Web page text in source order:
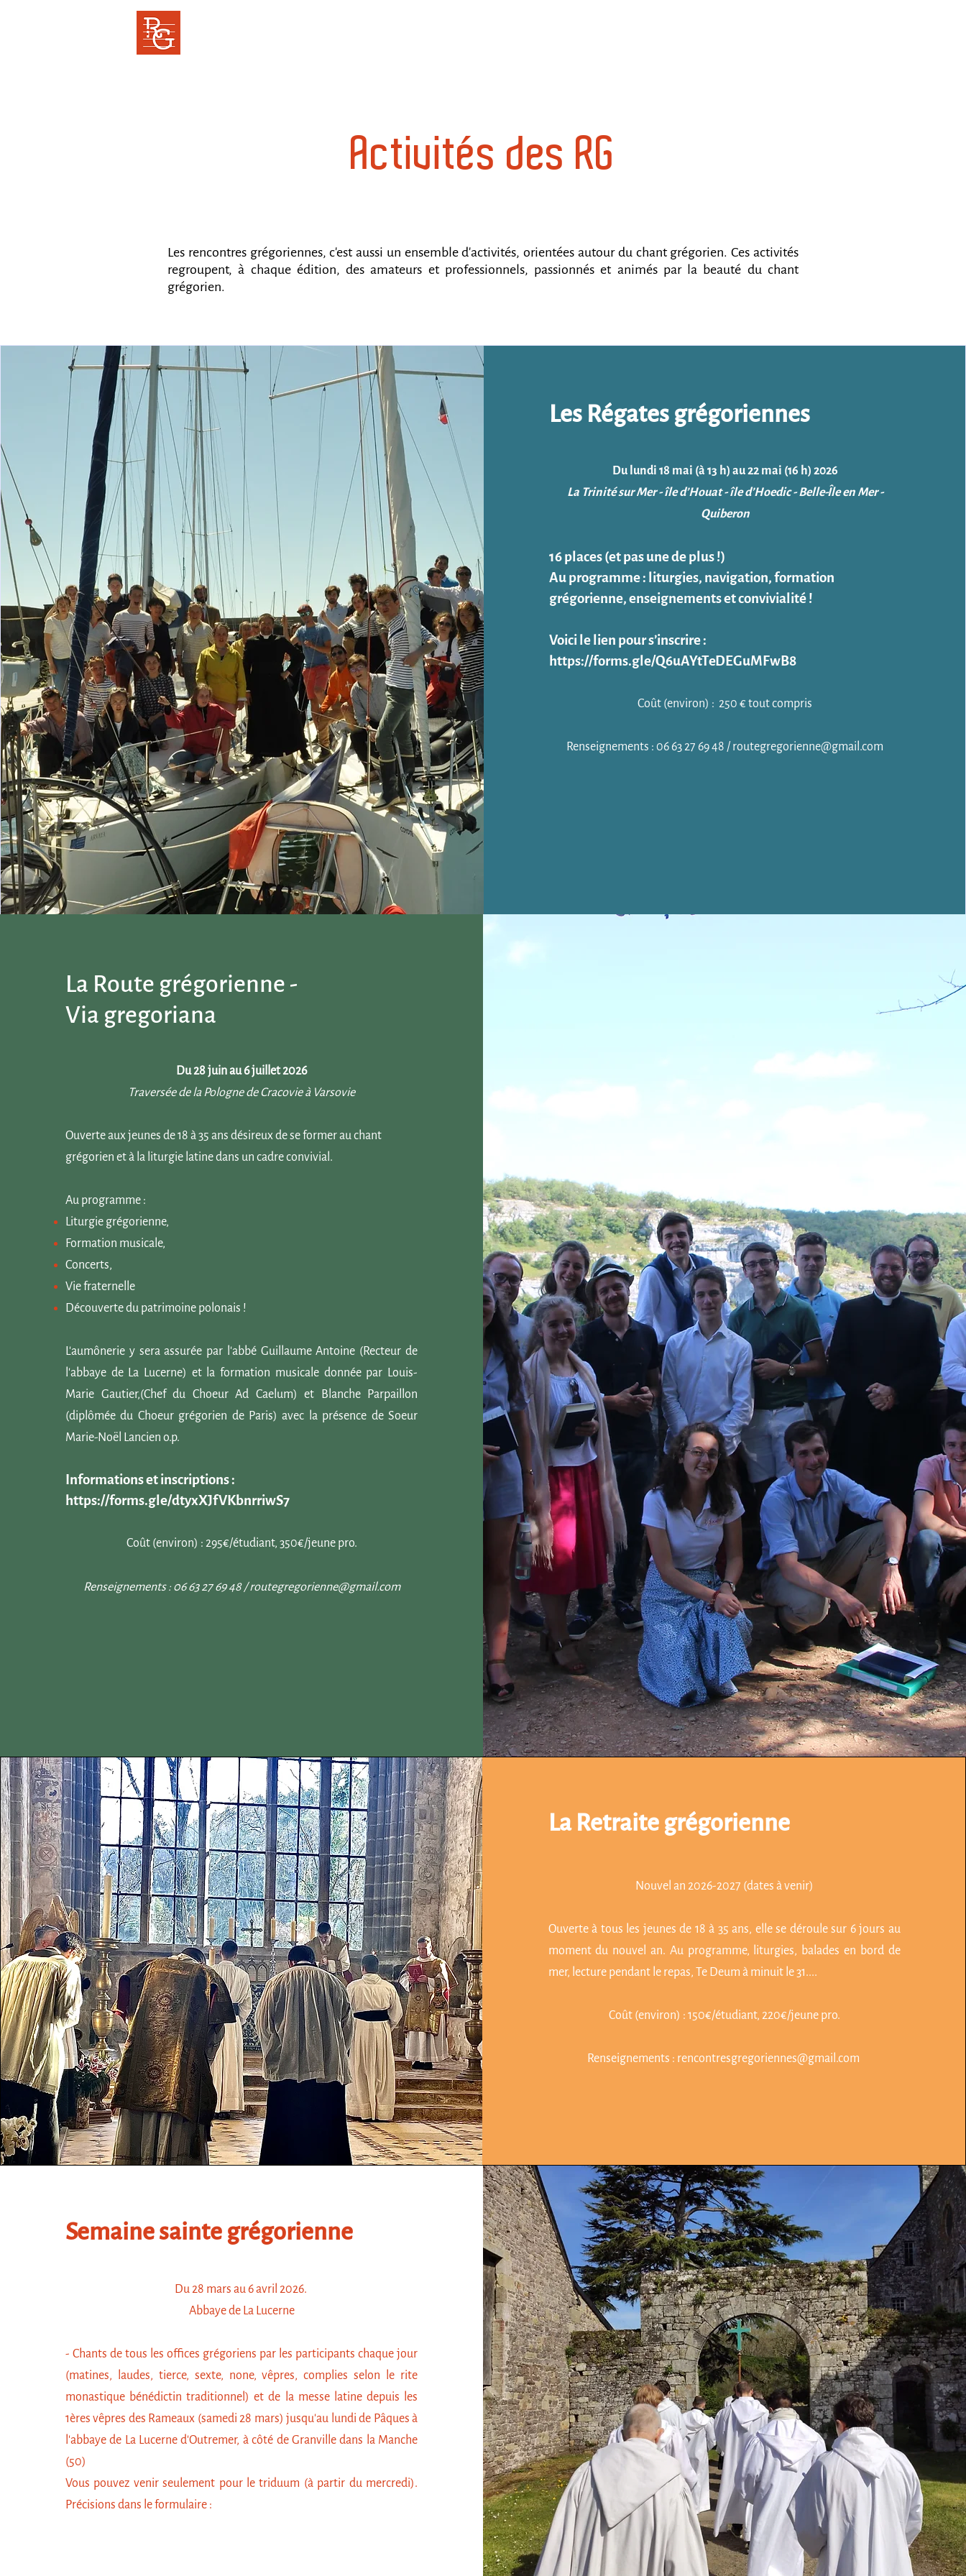
Activités des RG
Les rencontres grégoriennes, c'est aussi un ensemble d'activités, orientées autour du chant grégorien. Ces activités
regroupent, à chaque édition, des amateurs et professionnels, passionnés et animés par la beauté du chant
grégorien.
Les Régates grégoriennes
Du lundi 18 mai (à 13 h) au 22 mai (16 h) 2026
La Trinité sur Mer - île d’Houat - île d’Hoedic - Belle-Île en Mer -
Quiberon
16 places (et pas une de plus !)
Au programme : liturgies, navigation, formation
grégorienne, enseignements et convivialité !
Voici le lien pour s’inscrire :
https://forms.gle/Q6uAYtTeDEGuMFwB8
Coût (environ) : 250 € tout compris
Renseignements : 06 63 27 69 48 / routegregorienne@gmail.com
La Route grégorienne -
Via gregoriana
Du 28 juin au 6 juillet 2026
Traversée de la Pologne de Cracovie à Varsovie
Ouverte aux jeunes de 18 à 35 ans désireux de se former au chant
grégorien et à la liturgie latine dans un cadre convivial.
Au programme :
Liturgie grégorienne,
Formation musicale,
Concerts,
Vie fraternelle
Découverte du patrimoine polonais !
L'aumônerie y sera assurée par l'abbé Guillaume Antoine (Recteur de
l'abbaye de La Lucerne) et la formation musicale donnée par Louis-
Marie Gautier,(Chef du Choeur Ad Caelum) et Blanche Parpaillon
(diplômée du Choeur grégorien de Paris) avec la présence de Soeur
Marie-Noël Lancien o.p.
Informations et inscriptions :
https://forms.gle/dtyxXJfVKbnrriwS7
Coût (environ) : 295€/étudiant, 350€/jeune pro.
Renseignements : 06 63 27 69 48 /routegregorienne@gmail.com
La Retraite grégorienne
Nouvel an 2026-2027 (dates à venir)
Ouverte à tous les jeunes de 18 à 35 ans, elle se déroule sur 6 jours au
moment du nouvel an. Au programme, liturgies, balades en bord de
mer, lecture pendant le repas, Te Deum à minuit le 31....
Coût (environ) : 150€/étudiant, 220€/jeune pro.
Renseignements : rencontresgregoriennes@gmail.com
Semaine sainte grégorienne
Du 28 mars au 6 avril 2026.
Abbaye de La Lucerne
- Chants de tous les offices grégoriens par les participants chaque jour
(matines, laudes, tierce, sexte, none, vêpres, complies selon le rite
monastique bénédictin traditionnel) et de la messe latine depuis les
1ères vêpres des Rameaux (samedi 28 mars) jusqu'au lundi de Pâques à
l'abbaye de La Lucerne d'Outremer, à côté de Granville dans la Manche
(50)
Vous pouvez venir seulement pour le triduum (à partir du mercredi).
Précisions dans le formulaire :